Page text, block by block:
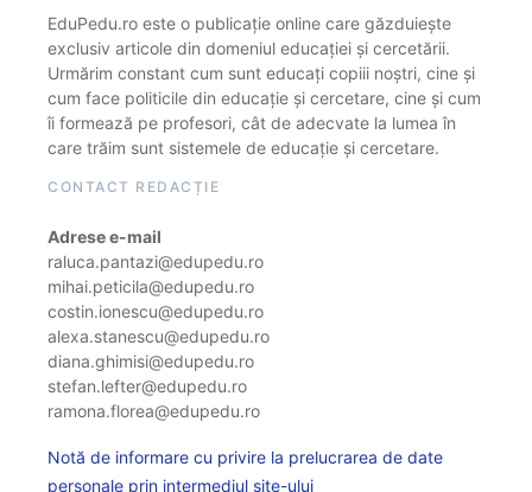
EduPedu.ro este o publicație online care găzduiește
exclusiv articole din domeniul educației și cercetării.
Urmărim constant cum sunt educați copiii noștri, cine și
cum face politicile din educație și cercetare, cine și cum
îi formează pe profesori, cât de adecvate la lumea în
care trăim sunt sistemele de educație și cercetare.
CONTACT REDACȚIE
Adrese e-mail
raluca.pantazi@edupedu.ro
mihai.peticila@edupedu.ro
costin.ionescu@edupedu.ro
alexa.stanescu@edupedu.ro
diana.ghimisi@edupedu.ro
stefan.lefter@edupedu.ro
ramona.florea@edupedu.ro
Notă de informare cu privire la prelucrarea de date
personale prin intermediul site-ului